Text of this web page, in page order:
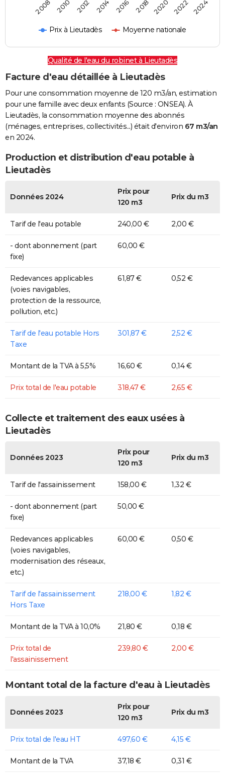
Prix à Lieutadès Moyenne nationale
2008 2010 2012 2014 2016 2018 2020 2022 2024
Qualité de l'eau du robinet à Lieutadès
Facture d'eau détaillée à Lieutadès
Pour une consommation moyenne de 120 m3/an, estimation
pour une famille avec deux enfants (Source : ONSEA). À
Lieutadès, la consommation moyenne des abonnés
(ménages, entreprises, collectivités...) était d'environ 67 m3/an
en 2024.
Production et distribution d'eau potable à
Lieutadès
Données 2024
Prix pour
120 m3
Prix du m3
Tarif de l'eau potable 240,00 € 2,00 €
- dont abonnement (part
fixe)
60,00 €
Redevances applicables
(voies navigables,
protection de la ressource,
pollution, etc.)
61,87 € 0,52 €
Tarif de l'eau potable Hors
Taxe
301,87 € 2,52 €
Montant de la TVA à 5,5% 16,60 € 0,14 €
Prix total de l'eau potable 318,47 € 2,65 €
Collecte et traitement des eaux usées à
Lieutadès
Données 2023
Prix pour
120 m3
Prix du m3
Tarif de l'assainissement 158,00 € 1,32 €
- dont abonnement (part
fixe)
50,00 €
Redevances applicables
(voies navigables,
modernisation des réseaux,
etc.)
60,00 € 0,50 €
Tarif de l'assainissement
Hors Taxe
218,00 € 1,82 €
Montant de la TVA à 10,0% 21,80 € 0,18 €
Prix total de
l'assainissement
239,80 € 2,00 €
Montant total de la facture d'eau à Lieutadès
Données 2023
Prix pour
120 m3
Prix du m3
Prix total de l'eau HT 497,60 € 4,15 €
Montant de la TVA 37,18 € 0,31 €